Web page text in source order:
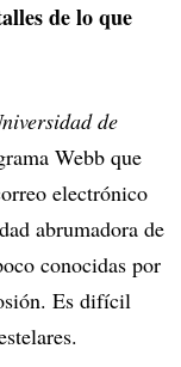
de lo que
de
Webb que
electrónico
abrumadora de
conocidas por
Es difícil